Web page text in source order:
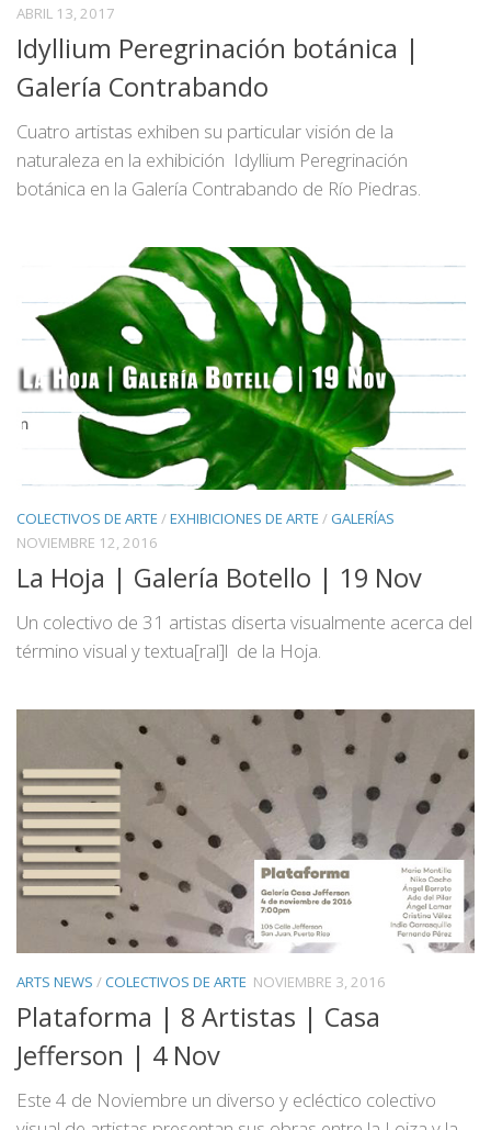
ABRIL 13, 2017
Idyllium Peregrinación botánica |
Galería Contrabando
Cuatro artistas exhiben su particular visión de la
naturaleza en la exhibición Idyllium Peregrinación
botánica en la Galería Contrabando de Río Piedras.
COLECTIVOS DE ARTE /EXHIBICIONES DE ARTE / GALERÍAS
NOVIEMBRE 12, 2016
La Hoja | Galería Botello | 19 Nov
Un colectivo de 31 artistas diserta visualmente acerca del
término visual y textua[ral]l de la Hoja.
ARTS NEWS /COLECTIVOS DE ARTE NOVIEMBRE 3, 2016
Plataforma | 8 Artistas | Casa
Jefferson | 4 Nov
Este 4 de Noviembre un diverso y ecléctico colectivo